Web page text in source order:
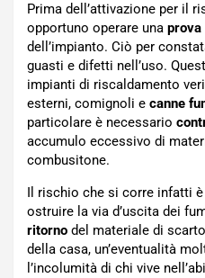
Prima dell’attivazione per il
opportuno operare una prova
dell’impianto. Ciò per
guasti e difetti nell’uso.
impianti di riscaldamento
esterni, comignoli e canne
particolare è necessario
accumulo eccessivo di
combusitone.
Il rischio che si corre infatti
ostruire la via d’uscita dei
ritorno del materiale di
della casa, un’eventualità
l’incolumità di chi vive